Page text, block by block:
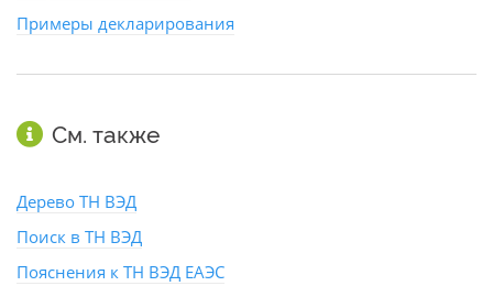
Примеры декларирования
См. также
Дерево ТН ВЭД
Поиск в ТН ВЭД
Пояснения к ТН ВЭД ЕАЭС